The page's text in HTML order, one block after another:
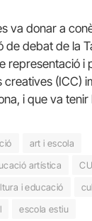
va donar a
de debat de la
representació i
creatives (ICC)
i que va tenir
art i escola
artística
i educació
escola estiu